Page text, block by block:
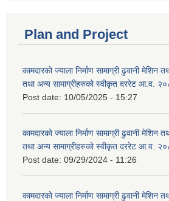
Plan and Project
कामदारको ज्याला निर्माण सामाग्री ढुवानी मेशिन
तथा अन्य सामाग्रीहरुको स्वीकृत दररेट आ.व.
Post date: 10/05/2025 - 15:27
कामदारको ज्याला निर्माण सामाग्री ढुवानी मेशिन
तथा अन्य सामाग्रीहरुको स्वीकृत दररेट आ.व.
Post date: 09/29/2024 - 11:26
कामदारको ज्याला निर्माण सामाग्री ढुवानी मेशिन